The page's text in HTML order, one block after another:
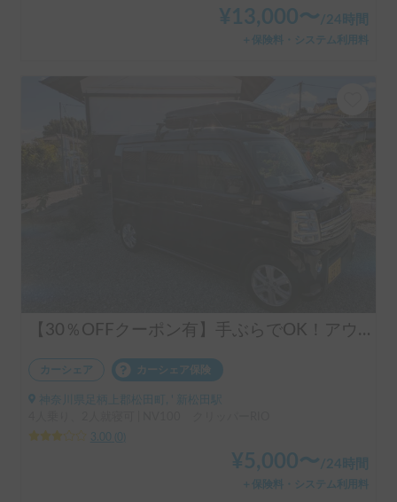
¥ 13,000〜 /24時間
＋保険料・システム利用料
【30％OFFクーポン有】手ぶらでOK！アウトドアグッズフル装備🏕️気軽な軽バン コトアウトドア クリッパー号
カーシェア カーシェア保険
神奈川県足柄上郡松田町, ' 新松田駅
3.00
¥5,000〜 /24時間
＋保険料・システム利用料